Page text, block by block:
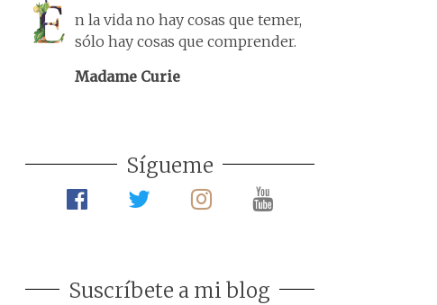
n la vida no hay cosas que temer,
sólo hay cosas que comprender.
Madame Curie
Sígueme
Suscríbete a mi blog